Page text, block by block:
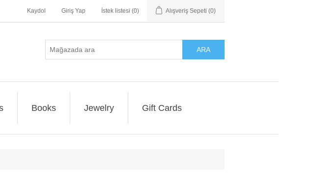
Kaydol Giriş Yap İstek listesi (0) Alışveriş Sepeti (0)
ARA
Books Jewelry Gift Cards